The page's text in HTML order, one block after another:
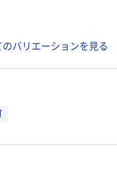
のバリエーションを見る